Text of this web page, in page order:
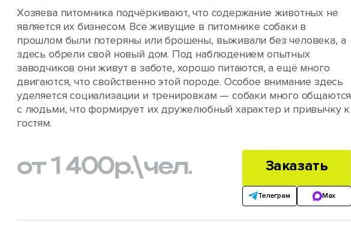
Хозяева питомника подчёркивают, что содержание животных не
является их бизнесом. Все живущие в питомнике собаки в
прошлом были потеряны или брошены, выживали без человека, а
здесь обрели свой новый дом. Под наблюдением опытных
заводчиков они живут в заботе, хорошо питаются, а ещё много
двигаются, что свойственно этой породе. Особое внимание здесь
уделяется социализации и тренировкам — собаки много общаются
с людьми, что формирует их дружелюбный характер и привычку к
гостям.
от 1 400р.\чел. Заказать
Телеграм Max